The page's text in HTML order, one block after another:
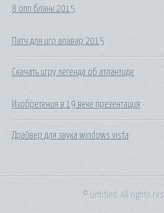
8 опп бланк 2015
Патч для игр алавар 2015
Скачать игру легенда об атлантиде
Изобретения в 19 веке презентация
Драйвер для звука windows vista
© Untitled. All rights